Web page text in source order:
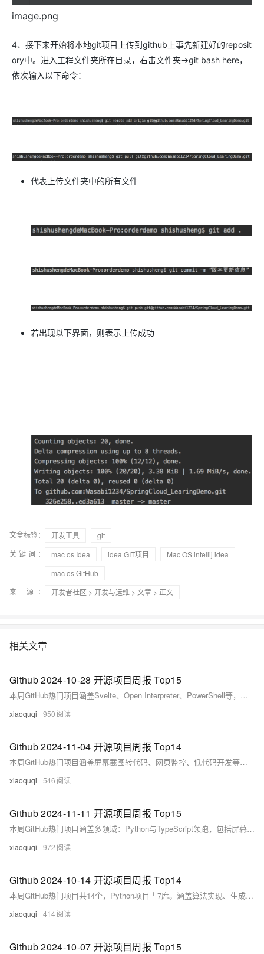
image.png
4、接下来开始将本地git项目上传到github上事先新建好的reposit
ory中。进入工程文件夹所在目录，右击文件夹->git bash here，
依次输入以下命令：
代表上传文件夹中的所有文件
若出现以下界面，则表示上传成功
文章标签： 开发工具
git
关键词：
mac os Idea idea GIT项目
Mac OS intellij idea
mac os GitHub
来 源：
开发者社区 > 开发与运维 > 文章 > 正文
相关文章
Github 2024-10-28 开源项目周报 Top15
本周GitHub热门项目涵盖Svelte、Open Interpreter、PowerShell等，涉及Web开发、AI助手、自动化工具等领域，Python、JavaScript为主流语言，展现开源技术活跃生态。（239字）
xiaoquqi 950
Github 2024-11-04 开源项目周报 Top14
本周GitHub热门项目涵盖屏幕截图转代码、网页监控、低代码开发等。Python与TypeScript主导，亮点项目包括AI生成代码工具、开源社交应用Bluesky及机器人框架LeRobot，展现AI与自动化技术的快速发展趋势。
xiaoquqi 546
Github 2024-11-11 开源项目周报 Top15
本周GitHub热门项目涵盖多领域：Python与TypeScript领跑，包括屏幕截图转代码、本地文件共享、PDF处理、AI开发代理等。亮点项目如screenshot-to-code、LocalSend、OpenHands及Diagrams，兼具创新与实用性，广受开发者关注。
xiaoquqi 972
Github 2024-10-14 开源项目周报 Top14
本周GitHub热门项目共14个，Python项目占7席。涵盖算法实现、生成式AI、金融分析、目标检测等领域，包括TheAlgorithms系列、OpenBB金融平台、Ultralytics YOLO11、Manim动画框架等，展现开源技术多元发展态势。
xiaoquqi 414
Github 2024-10-07 开源项目周报 Top15